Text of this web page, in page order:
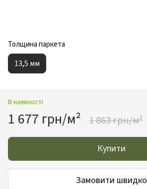
Толщина паркета
13,5 мм
В наявності
1 677 грн/м² 1 863 грн/м²
Купити
Замовити швидко